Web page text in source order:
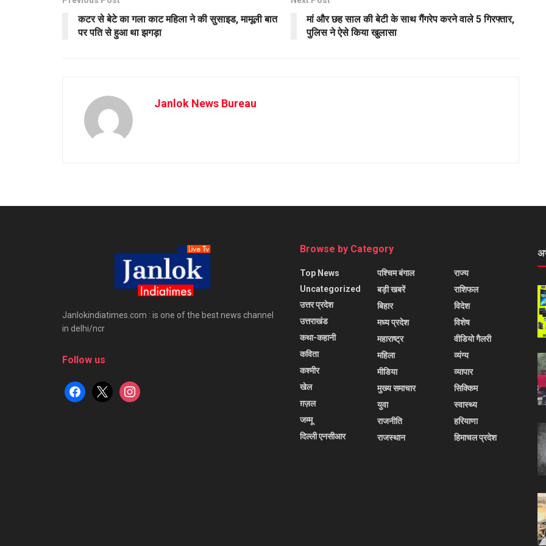
कटर से बेटे का गला काट महिला ने की सुसाइड, मामूली बात
पर पति से हुआ था झगड़ा
मां और छह साल की बेटी के साथ गैंगरेप करने वाले 5 गिरफ्तार,
पुलिस ने ऐसे किया खुलासा
Janlok News Bureau
Janlokindiatimes.com : is one of the best news channel
in delhi/ncr
Follow us
facebook
x instagram
Browse by Category
Top News
Uncategorized
उत्तर प्रदेश
उत्तराखंड
कथा-कहानी
कविता
कश्मीर
खेल
ग़ज़ल
जम्मू
दिल्ली एनसीआर
पश्चिम बंगाल
बड़ी खबरें
बिहार
मध्य प्रदेश
महाराष्ट्र
महिला
मीडिया
मुख्य समाचार
युवा
राजनीति
राजस्थान
राज्य
राशिफल
विदेश
विशेष
वीडियो गैलरी
व्यंग्य
व्यापार
सिक्किम
स्वास्थ्य
हरियाणा
हिमाचल प्रदेश